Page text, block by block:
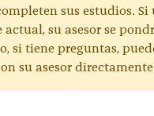
sus estudios. Si
su asesor se
si tiene preguntas,
su asesor